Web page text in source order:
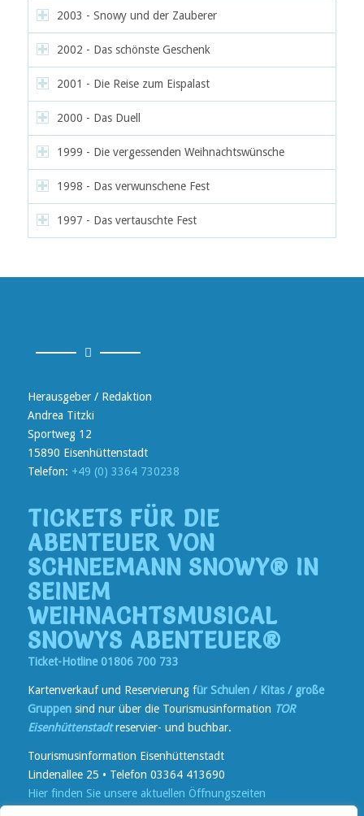
2003 - Snowy und der Zauberer
2002 - Das schönste Geschenk
2001 - Die Reise zum Eispalast
2000 - Das Duell
1999 - Die vergessenden Weihnachtswünsche
1998 - Das verwunschene Fest
1997 - Das vertauschte Fest
Herausgeber / Redaktion
Andrea Titzki
Sportweg 12
15890 Eisenhüttenstadt
Telefon: +49 (0) 3364 730238
TICKETS FÜR DIE
ABENTEUER VON
SCHNEEMANN SNOWY® IN
SEINEM
WEIHNACHTSMUSICAL
SNOWYS ABENTEUER®
Ticket-Hotline 01806 700 733
Kartenverkauf und Reservierung für Schulen / Kitas / große
Gruppensind nur über die Tourismusinformation TOR
Eisenhüttenstadt reservier- und buchbar.
Tourismusinformation Eisenhüttenstadt
Lindenallee 25 • Telefon 03364 413690
Hier finden Sie unsere aktuellen Öffnungszeiten